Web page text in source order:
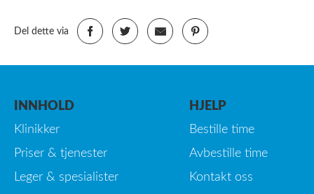
Del dette via
INNHOLD
Klinikker
Priser & tjenester
Leger & spesialister
HJELP
Bestille time
Avbestille time
Kontakt oss